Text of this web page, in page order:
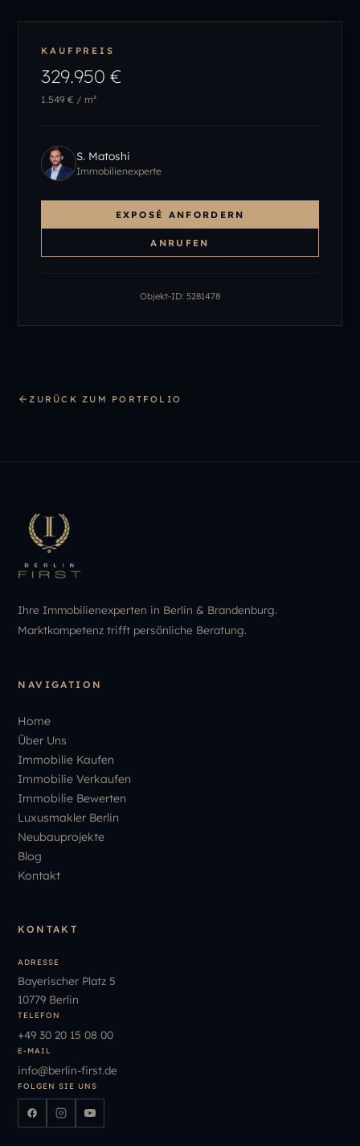
KAUFPREIS
329.950 €
1.549 € / m²
S. Matoshi
Immobilienexperte
EXPOSÉ ANFORDERN
ANRUFEN
Objekt-ID: 5281478
ZURÜCK ZUM PORTFOLIO
Ihre Immobilienexperten in Berlin & Brandenburg.
Marktkompetenz trifft persönliche Beratung.
NAVIGATION
Home
Über Uns
Immobilie Kaufen
Immobilie Verkaufen
Immobilie Bewerten
Luxusmakler Berlin
Neubauprojekte
Blog
Kontakt
KONTAKT
ADRESSE
Bayerischer Platz 5
10779 Berlin
TELEFON
+49 30 20 15 08 00
E-MAIL
info@berlin-first.de
FOLGEN SIE UNS